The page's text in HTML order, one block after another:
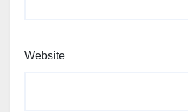
Website